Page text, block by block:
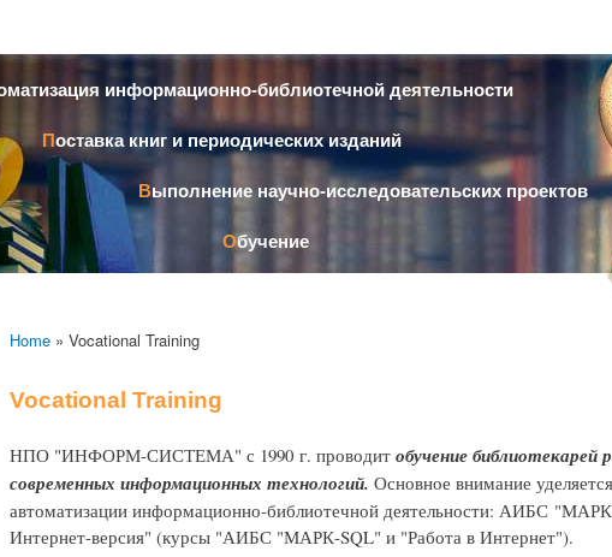
content
информационно-библиотечной деятельности
Поставка книг и периодических изданий
Выполнение научно-исследовательских проектов
Обучение
Home » Vocational Training
Vocational Training
НПО "ИНФОРМ-СИСТЕМА" с 1990 г. проводит обучение библиотекарей
современных информационных технологий. Основное внимание
автоматизации информационно-библиотечной деятельности: АИБС
Интернет-версия" (курсы "АИБС "МАРК-SQL" и "Работа в Интернет").